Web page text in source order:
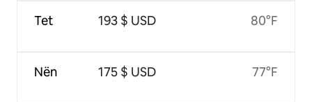
Tet
Nën
193 $ USD
175 $ USD
80°F
77°F